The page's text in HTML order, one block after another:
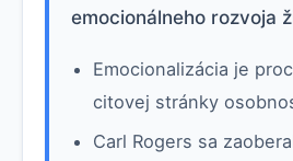
emocionálneho rozvoja
Emocionalizácia je
citovej stránky
Carl Rogers sa